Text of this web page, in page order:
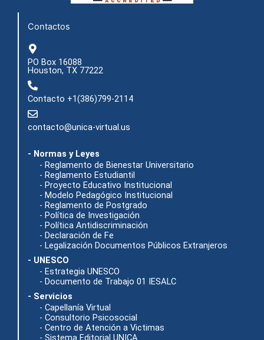
a
e
Contactos
PO Box 16088
Houston, TX 77222
Contacto +1(386)799-2114
contacto@unica-virtual.us
- Normas y Leyes
- Reglamento de Bienestar Universitario
- Reglamento Estudiantil
- Proyecto Educativo Institucional
- Modelo Pedagógico Institucional
- Reglamento de Postgrado
- Política de Investigación
- Política Antidiscriminación
- Declaración de Fe
- Legalización Documentos Públicos Extranjeros
- UNESCO
- Estrategia UNESCO
- Documento de Trabajo 01 IESALC
- Servicios
- Capellanía Virtual
- Consultorio Psicosocial
- Centro de Atención a Victimas
- Sistema Editorial UNICA